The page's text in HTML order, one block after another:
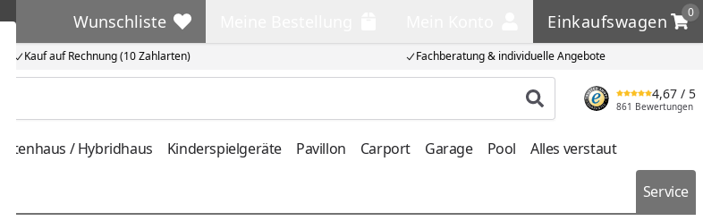
Kauf auf Rechnung (10 Zahlarten) Fachberatung & individuelle Angebote
Wunschliste
Wunschliste Einkaufswagen
0
Einkaufswagen
Produkt suchen
4,67 / 5
861 Bewertungen
/ Hybridhaus Kinderspielgeräte Pavillon Carport Garage Pool Alles verstaut
Service